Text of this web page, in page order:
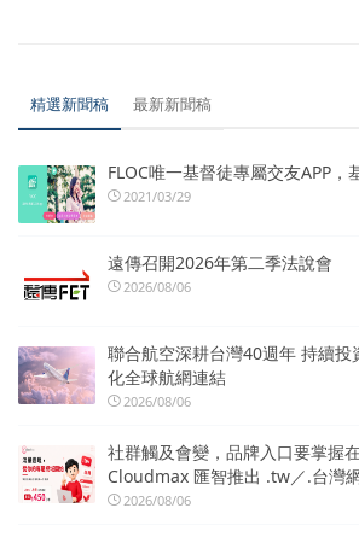
精選新聞稿 最新新聞稿
FLOC唯一基督徒專屬交友APP，
2021/03/29
遠傳召開2026年第二季法說會
2026/08/06
聯合航空深耕台灣40週年 持續投
化全球航網連結
2026/08/06
社群觸及會變，品牌入口要掌握
Cloudmax 匯智推出 .tw／.台灣
2026/08/06